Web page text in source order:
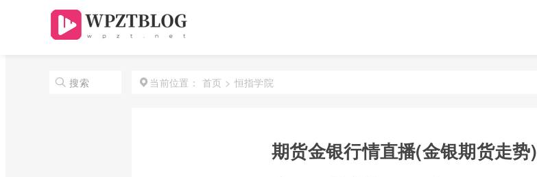
搜索 当前位置： 首页 > 恒指学院
期货金银行情直播(金银期货走势)